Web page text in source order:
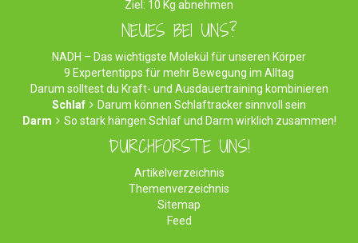
Ziel: 10 Kg abnehmen
NEUES BEI UNS?
NADH – Das wichtigste Molekül für unseren Körper
9 Expertentipps für mehr Bewegung im Alltag
Darum solltest du Kraft- und Ausdauertraining kombinieren
Schlaf
Darum können Schlaftracker sinnvoll sein
Darm
So stark hängen Schlaf und Darm wirklich zusammen!
DURCHFORSTE UNS!
Artikelverzeichnis
Themenverzeichnis
Sitemap
Feed